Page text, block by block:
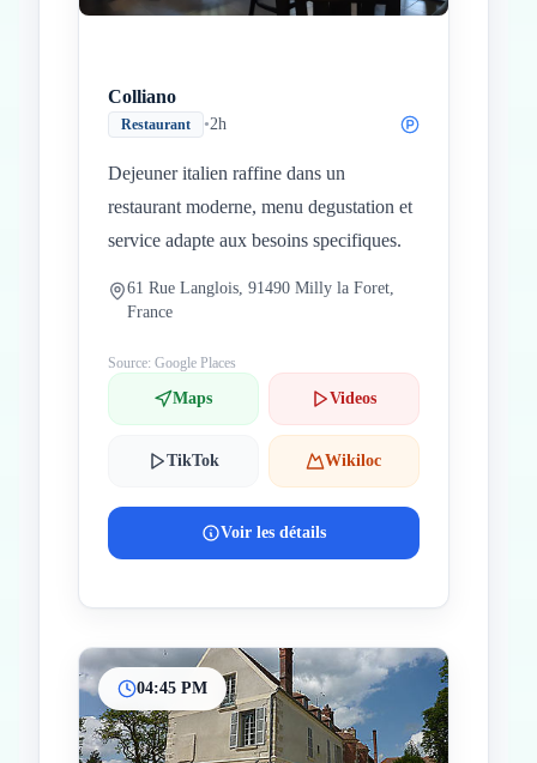
Colliano
Restaurant •2h
Dejeuner italien raffine dans un
restaurant moderne, menu degustation et
service adapte aux besoins specifiques.
61 Rue Langlois, 91490 Milly la Foret,
France
Source: Google Places
Maps Videos
TikTok Wikiloc
Voir les détails
04:45 PM